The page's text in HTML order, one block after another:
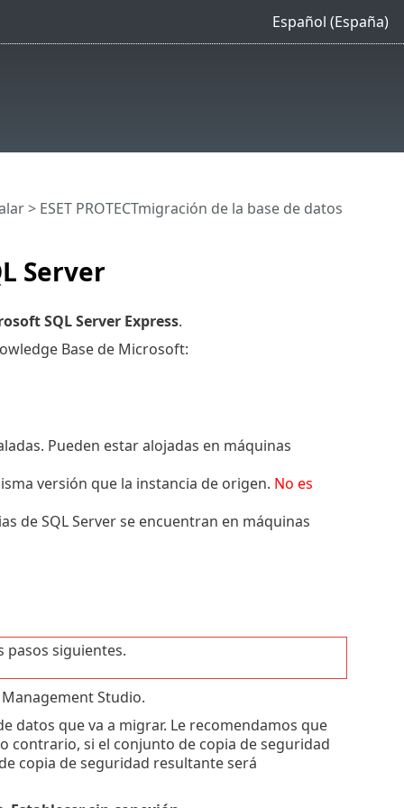
Español (España)
Server
> ESET PROTECTmigración de la base de datos
SQL Server Express.
Base de Microsoft:
Pueden estar alojadas en máquinas
versión que la instancia de origen. No es
de SQL Server se encuentran en máquinas
pasos siguientes.
Studio.
datos que va a migrar. Le recomendamos que
contrario, si el conjunto de copia de seguridad
copia de seguridad resultante será